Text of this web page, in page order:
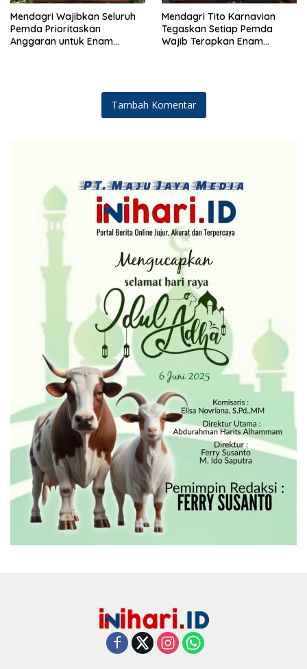
Mendagri Wajibkan Seluruh
Pemda Prioritaskan
Anggaran untuk Enam
Mendagri Tito Karnavian
Tegaskan Setiap Pemda
Wajib Terapkan Enam
Tambah Komentar